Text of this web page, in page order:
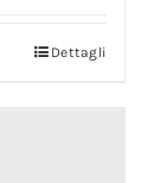
Dettagli